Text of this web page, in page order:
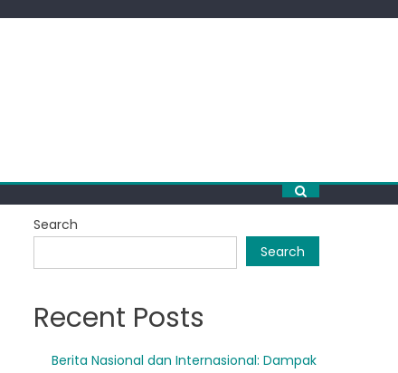
Search
Search
Recent Posts
Berita Nasional dan Internasional: Dampak